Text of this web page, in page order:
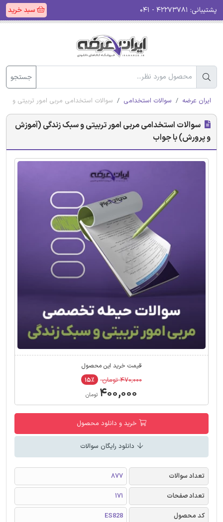
پشتیبانی: سبد خرید
جستجو
ایران عرضه سوالات استخدامی سوالات استخدامی مربی امور تربیتی و
سوالات استخدامی مربی امور تربیتی و سبک زندگی (آموزش
و پرورش) با جواب
قیمت خرید این محصول
۴۷۰,۰۰۰ تومان ۱۵٪
۴۰۰,۰۰۰ تومان
خرید و دانلود محصول
دانلود رایگان سوالات
تعداد سوالات
877
تعداد صفحات
171
کد محصول
ES828